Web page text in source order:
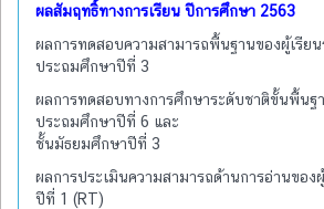
ผลสัมฤทธิ์ทางการเรียน ปีการศึกษา 2563
ผลการทดสอบความสามารถพื้นฐานของผู้เรีย
ประถมศึกษาปีที่ 3
ผลการทดสอบทางการศึกษาระดับชาติขั้นพื้นฐ
ประถมศึกษาปีที่ 6 และ
ชั้นมัธยมศึกษาปีที่ 3
ผลการประเมินความสามารถด้านการอ่านขอ
ปีที่ 1 (RT)